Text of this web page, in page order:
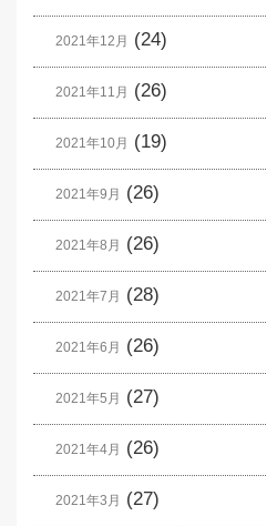
2021年12月 (24)
2021年11月 (26)
2021年10月 (19)
2021年9月 (26)
2021年8月 (26)
2021年7月 (28)
2021年6月 (26)
2021年5月 (27)
2021年4月 (26)
2021年3月 (27)